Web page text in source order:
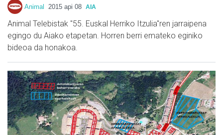
Animal 2015 api 08 AIA
Animal Telebistak "55. Euskal Herriko Itzulia"ren jarraipena
egingo du Aiako etapetan. Horren berri emateko eginiko
bideoa da honakoa.